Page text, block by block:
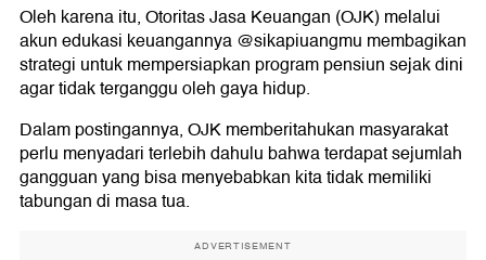
Oleh karena itu, Otoritas Jasa Keuangan (OJK) melalui
akun edukasi keuangannya @sikapiuangmu membagikan
strategi untuk mempersiapkan program pensiun sejak dini
agar tidak terganggu oleh gaya hidup.
Dalam postingannya, OJK memberitahukan masyarakat
perlu menyadari terlebih dahulu bahwa terdapat sejumlah
gangguan yang bisa menyebabkan kita tidak memiliki
tabungan di masa tua.
ADVERTISEMENT